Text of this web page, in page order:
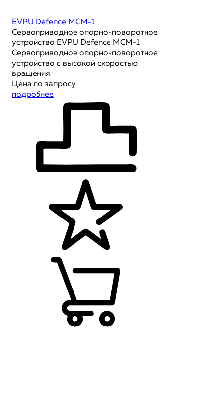
EVPU Defence MCM-1
Сервоприводное опорно-поворотное
устройство EVPU Defence MCM-1
Сервоприводное опорно-поворотное
устройство с высокой скоростью
вращения
Цена по запросу
подробнее